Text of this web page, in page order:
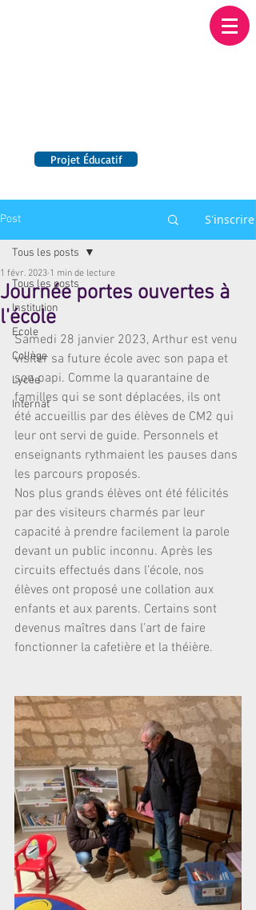
Projet Éducatif
Post S'inscrire
Tous les posts
Institution
Ecole
Collège
Lycée
Internat
Tous les posts
Journée portes ouvertes à
l'école
1 févr. 2023 1 min de lecture
Samedi 28 janvier 2023, Arthur est venu
visiter sa future école avec son papa et
son papi. Comme la quarantaine de
familles qui se sont déplacées, ils ont
été accueillis par des élèves de CM2 qui
leur ont servi de guide. Personnels et
enseignants rythmaient les pauses dans
les parcours proposés.
Nos plus grands élèves ont été félicités
par des visiteurs charmés par leur
capacité à prendre facilement la parole
devant un public inconnu. Après les
circuits effectués dans l’école, nos
élèves ont proposé une collation aux
enfants et aux parents. Certains sont
devenus maîtres dans l’art de faire
fonctionner la cafetière et la théière.